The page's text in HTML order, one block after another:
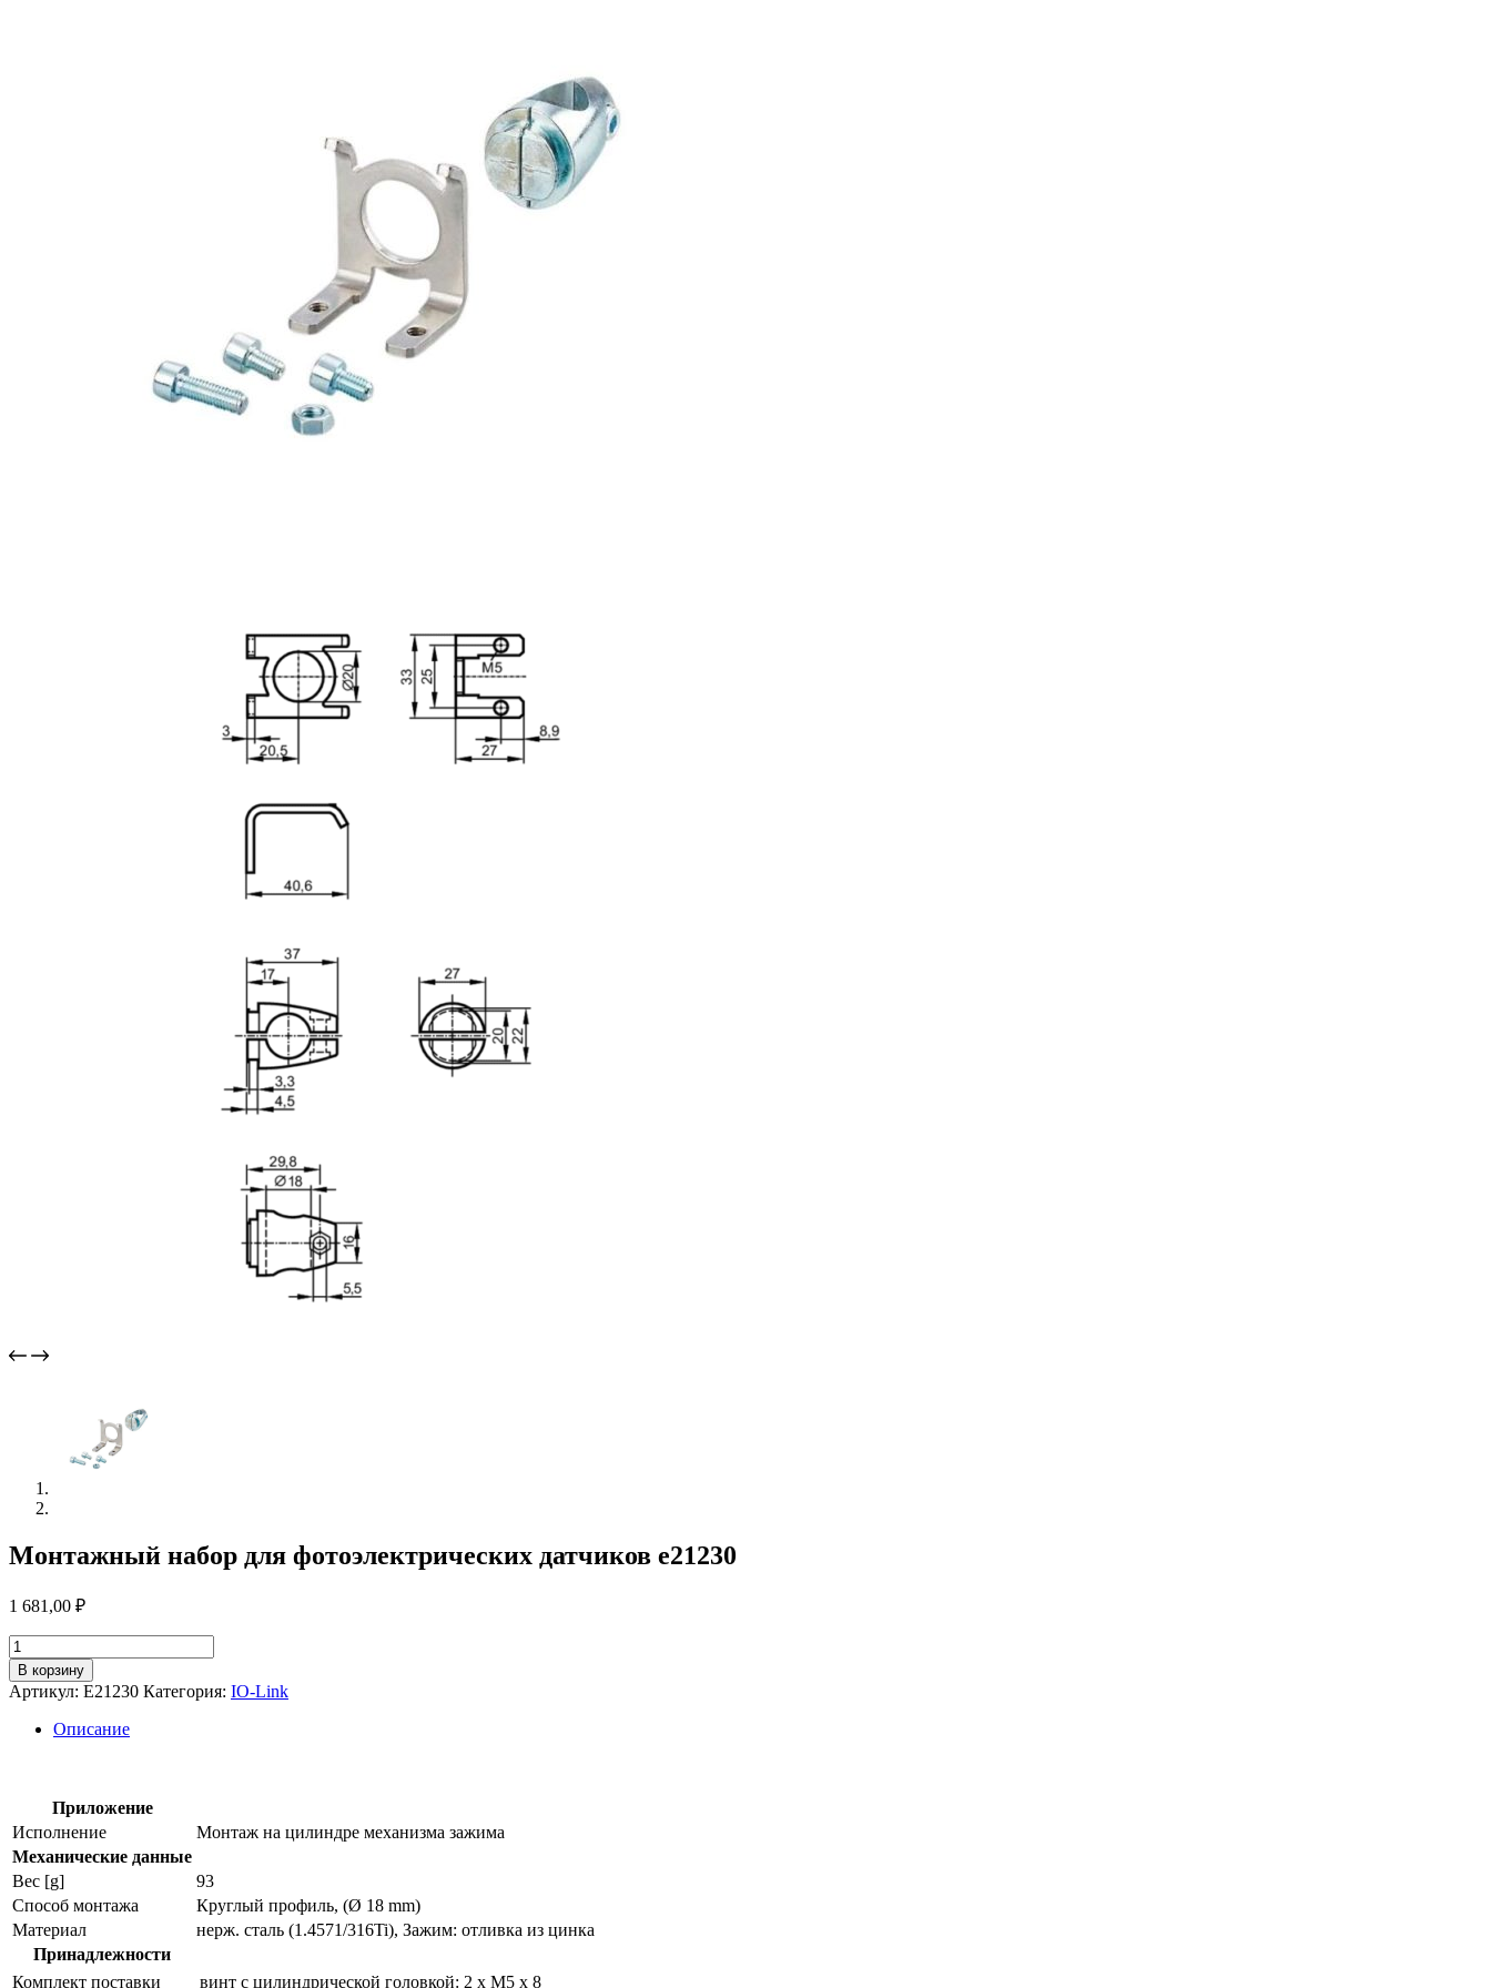
Монтажный набор для фотоэлектрических датчиков e21230
1 681,00 ₽
Количество
товара
Монтажный
набор
фотоэлектрических
В корзину
Артикул: E21230 Категория: IO-Link
Описание
Приложение
Исполнение
Монтаж на цилиндре механизма зажима
Механические данные
Вес [g]
93
Способ монтажа
Круглый профиль, (Ø 18 mm)
Материал
нерж. сталь (1.4571/316Ti), Зажим: отливка из цинка
Принадлежности
Комплект поставки
винт с цилиндрической головкой: 2 x M5 x 8